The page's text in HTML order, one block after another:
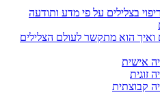
בצלילים על פי מדע ותודעה
הוא מתקשר לעולם הצלילים
אישית
זוגית
קבוצתית